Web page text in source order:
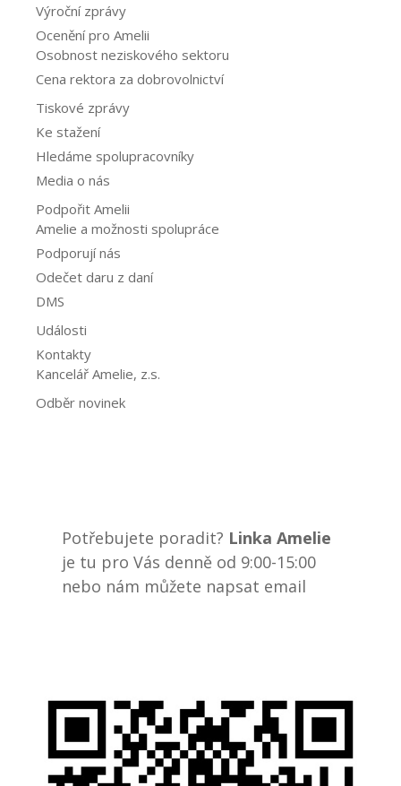
Výroční zprávy
Ocenění pro Amelii
Osobnost neziskového sektoru
Cena rektora za dobrovolnictví
Tiskové zprávy
Ke stažení
Hledáme spolupracovníky
Media o nás
Podpořit Amelii
Amelie a možnosti spolupráce
Podporují nás
Odečet daru z daní
DMS
Události
Kontakty
Kancelář Amelie, z.s.
Odběr novinek
Potřebujete poradit? Linka Amelie
je tu pro Vás denně od 9:00-15:00
nebo nám můžete napsat email